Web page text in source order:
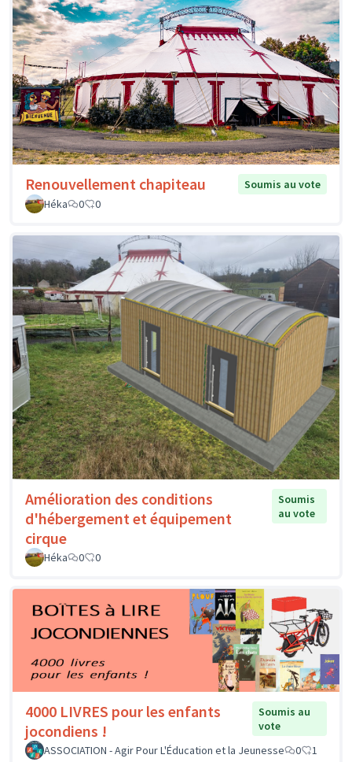
Renouvellement chapiteau
Soumis au vote
Héka
0 0
Amélioration des conditions
d'hébergement et équipement
cirque
Soumis
au vote
Héka 0 0
4000 LIVRES pour les enfants
jocondiens !
Soumis au
vote
ASSOCIATION - Agir Pour L'Éducation et la Jeunesse
0 1